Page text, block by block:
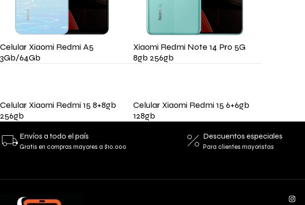
Celular Xiaomi Redmi A5
3Gb/64Gb
Xiaomi Redmi Note 14 Pro 5G
8gb 256gb
Celular Xiaomi Redmi 15 8+8gb
256gb
Celular Xiaomi Redmi 15 6+6gb
128gb
Envíos a todo el país
Gratis en compras mayores a $10.000
Descuentos especiales
Para clientes mayoristas